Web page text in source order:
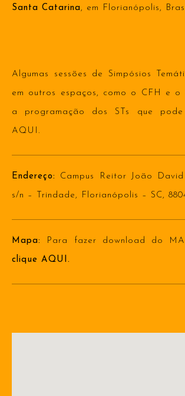
Santa Catarina, em Florianópolis,
Algumas sessões de Simpósios
em outros espaços, como o CFH e o
a programação dos STs que
AQUI .
Endereço: Campus Reitor João
s/n – Trindade, Florianópolis – SC,
Mapa: Para fazer download do
clique AQUI.